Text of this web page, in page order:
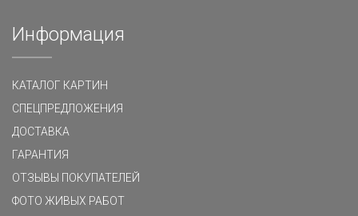
Информация
КАТАЛОГ КАРТИН
СПЕЦПРЕДЛОЖЕНИЯ
ДОСТАВКА
ГАРАНТИЯ
ОТЗЫВЫ ПОКУПАТЕЛЕЙ
ФОТО ЖИВЫХ РАБОТ